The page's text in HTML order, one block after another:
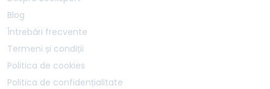
Blog
Întrebări frecvente
Termeni și condiții
Politica de cookies
Politica de confidențialitate